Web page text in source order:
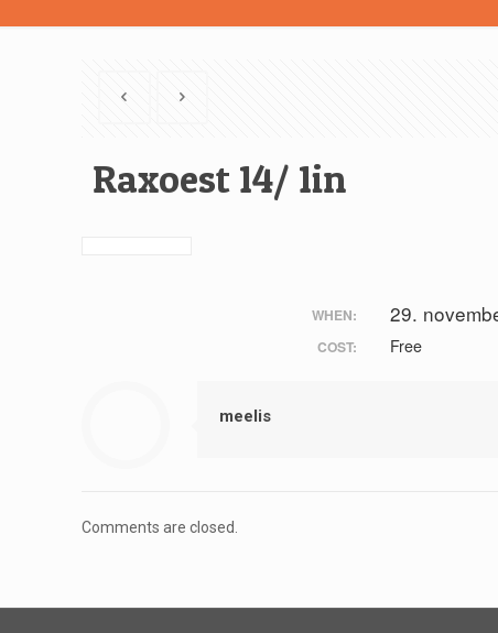
Raxoest 14/ 1in
WHEN: 29.
COST: Free
meelis
Comments are closed.